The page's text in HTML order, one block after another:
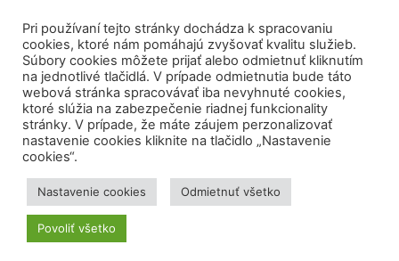
Mediálni partneri
Pri používaní tejto stránky dochádza k spracovaniu
cookies, ktoré nám pomáhajú zvyšovať kvalitu služieb.
Súbory cookies môžete prijať alebo odmietnuť kliknutím
na jednotlivé tlačidlá. V prípade odmietnutia bude táto
webová stránka spracovávať iba nevyhnuté cookies,
ktoré slúžia na zabezpečenie riadnej funkcionality
stránky. V prípade, že máte záujem perzonalizovať
nastavenie cookies kliknite na tlačidlo „Nastavenie
cookies“.
Nastavenie cookies Odmietnuť všetko
Povoliť všetko